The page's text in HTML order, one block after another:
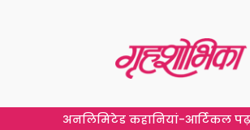
अनलिमिटेड कहानियां-आर्टिकल